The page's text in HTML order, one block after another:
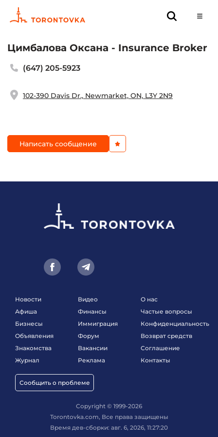
Цимбалова Оксана - Insurance Broker
(647) 205-5923
102-390 Davis Dr., Newmarket, ON, L3Y 2N9
Написать сообщение
Новости
Афиша
Бизнесы
Объявления
Знакомства
Журнал
Сообщить о проблеме
Видео
Финансы
Иммиграция
Форум
Вакансии
Реклама
О нас
Частые вопросы
Конфиденциальность
Возврат средств
Соглашение
Контакты
Copyright © 1999-2026
Torontovka.com, Все права защищены
Время дев-сборки: авг. 6, 2026, 11:27:20